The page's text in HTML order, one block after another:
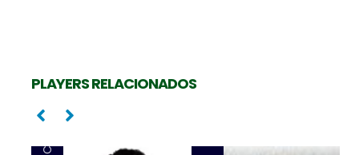
PLAYERS RELACIONADOS
Central